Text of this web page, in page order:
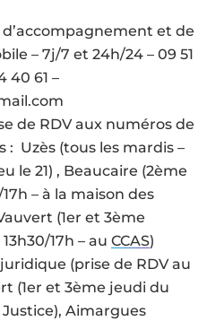
d’accompagnement et de
– 7j/7 et 24h/24 – 09 51
40 61 –
de RDV aux numéros de
: Uzès (tous les mardis –
le 21) , Beaucaire (2ème
– à la maison des
(1er et 3ème
17h – auCCAS)
(prise de RDV au
(1er et 3ème jeudi du
Justice), Aimargues